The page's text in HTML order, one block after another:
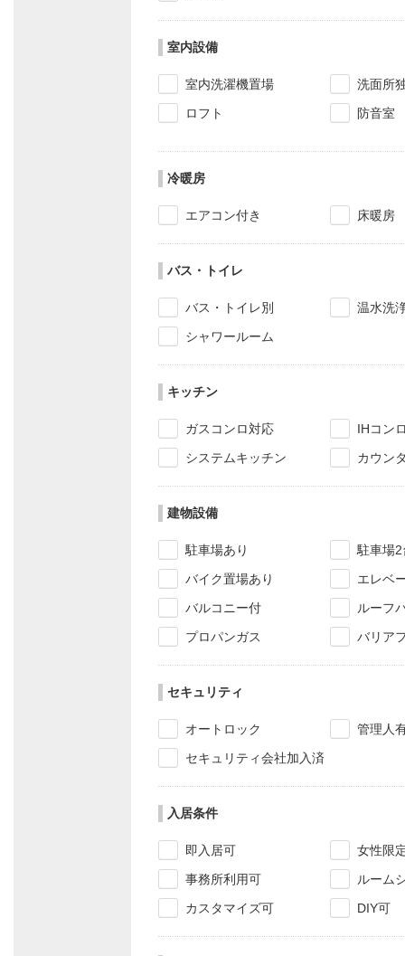
室内設備
室内洗濯機置場
洗面所
ロフト
防音室
冷暖房
エアコン付き 床暖房
バス・トイレ
バス・トイレ別
温水洗
シャワールーム
キッチン
ガスコンロ対応
IHコン
システムキッチン
カウン
建物設備
駐車場あり
駐車場
バイク置場あり
エレベ
バルコニー付
ルーフ
プロパンガス
バリア
セキュリティ
オートロック
管理人
セキュリティ会社加入済
入居条件
即入居可
女性限
事務所利用可
ルーム
カスタマイズ可
DIY可